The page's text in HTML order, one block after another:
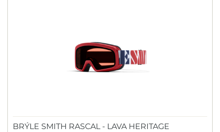
BRÝLE SMITH RASCAL - LAVA HERITAGE